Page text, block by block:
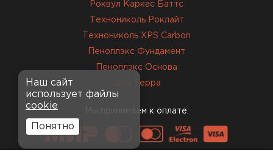
Роквул Каркас Баттс
Технониколь Роклайт
Технониколь XPS Carbon
Пеноплэкс Фундамент
Пеноплэкс Основа
Ursa Терра
Мы принимаем к оплате:
Наш сайт
использует файлы
cookie
Понятно